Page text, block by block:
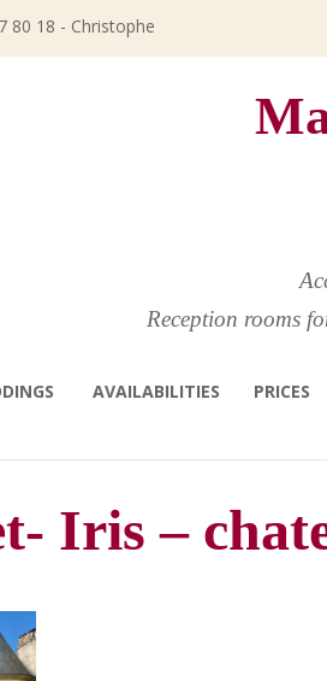
80 18 - Christophe
Reception rooms
AVAILABILITIES PRICES
Iris –